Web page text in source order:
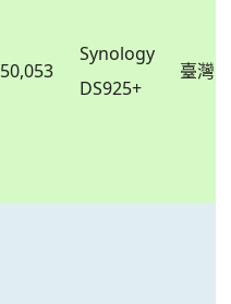
50,053
Synology
DS925+
臺灣